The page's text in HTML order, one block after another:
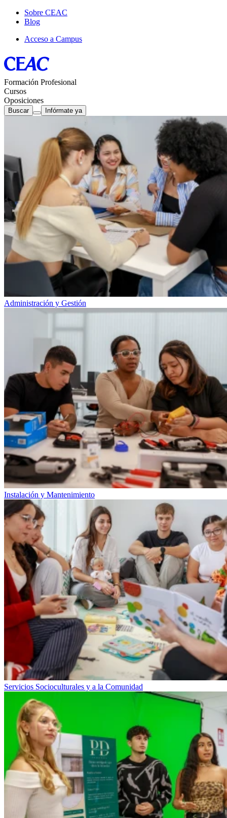
Sobre CEAC
Blog
Acceso a Campus
Formación Profesional
Cursos
Oposiciones
Buscar Infórmate ya
Administración y Gestión
Instalación y Mantenimiento
Servicios Socioculturales y a la Comunidad